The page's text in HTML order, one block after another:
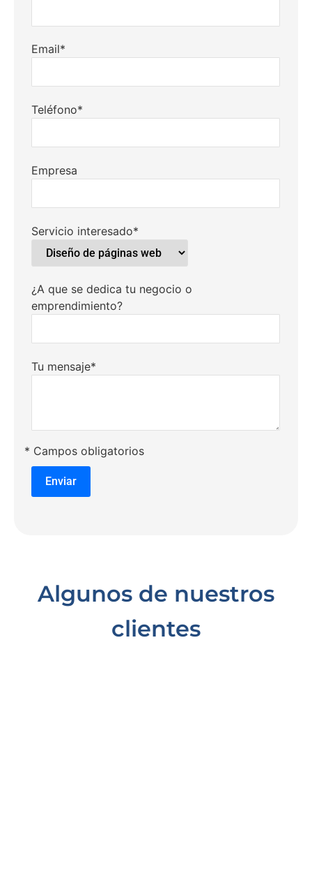
Email*
Teléfono*
Empresa
Servicio interesado*
¿A que se dedica tu negocio o
emprendimiento?
Tu mensaje*
* Campos obligatorios
Algunos de nuestros
clientes